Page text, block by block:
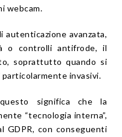
webcam.
autenticazione avanzata,
o controlli antifrode, il
soprattutto quando si
invasivi.
significa che la
“tecnologia interna”,
GDPR, con conseguenti